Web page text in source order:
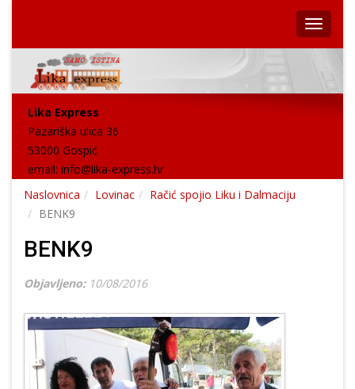
Lika Express
Pazariška ulica 36
53000 Gospić
email: info@lika-express.hr
Naslovnica
Lovinac
Račić spojio Liku i Dalmaciju
BENK9
BENK9
Objavljeno: 10/08/2016